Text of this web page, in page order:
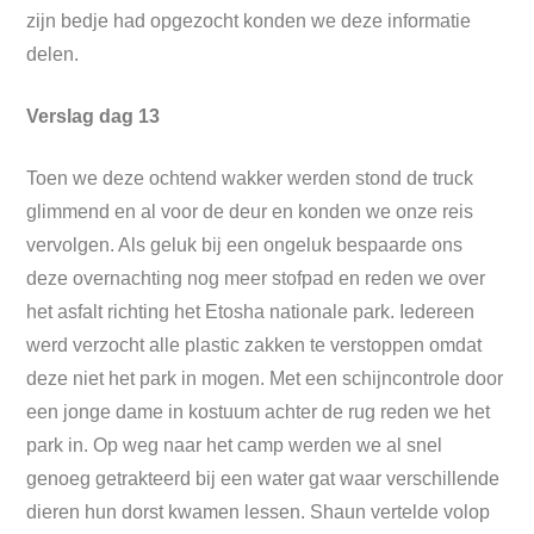
zijn bedje had opgezocht konden we deze informatie
delen.
Verslag dag 13
Toen we deze ochtend wakker werden stond de truck
glimmend en al voor de deur en konden we onze reis
vervolgen. Als geluk bij een ongeluk bespaarde ons
deze overnachting nog meer stofpad en reden we over
het asfalt richting het Etosha nationale park. Iedereen
werd verzocht alle plastic zakken te verstoppen omdat
deze niet het park in mogen. Met een schijncontrole door
een jonge dame in kostuum achter de rug reden we het
park in. Op weg naar het camp werden we al snel
genoeg getrakteerd bij een water gat waar verschillende
dieren hun dorst kwamen lessen. Shaun vertelde volop